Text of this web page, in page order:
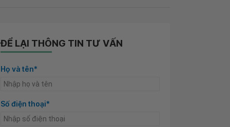
ĐỂ LẠI THÔNG TIN TƯ VẤN
Họ và tên*
Số điện thoại*